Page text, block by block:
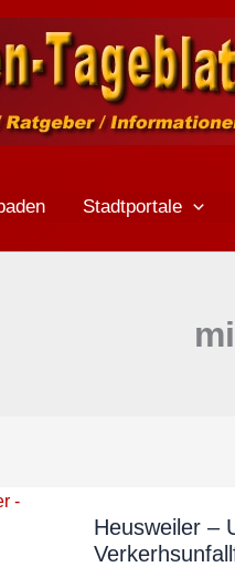
Stadtportale
Heusweiler –